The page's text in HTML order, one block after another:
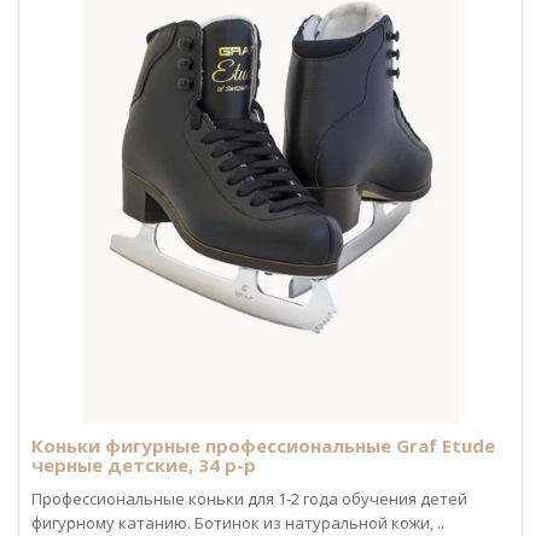
Коньки фигурные профессиональные Graf Etude
черные детские, 34 р-р
Профессиональные коньки для 1-2 года обучения детей
фигурному катанию. Ботинок из натуральной кожи, ..